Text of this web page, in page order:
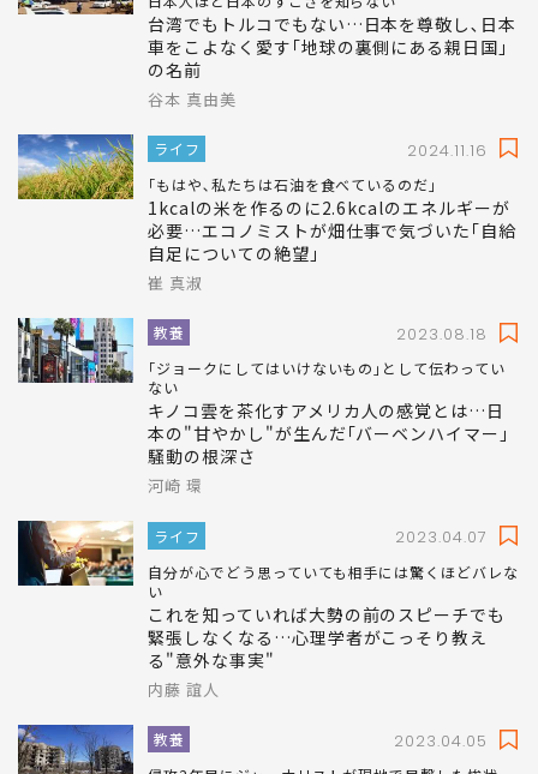
台湾でもトルコでもない…日本を尊敬し､日本
車をこよなく愛す｢地球の裏側にある親日国｣
の名前
谷本 真由美
ライフ 2024.11.16
｢もはや､私たちは石油を食べているのだ｣
1kcalの米を作るのに2.6kcalのエネルギーが
必要…エコノミストが畑仕事で気づいた｢自給
自足についての絶望｣
崔 真淑
教養 2023.08.18
｢ジョークにしてはいけないもの｣として伝わってい
ない
キノコ雲を茶化すアメリカ人の感覚とは…日
本の"甘やかし"が生んだ｢バーベンハイマー｣
騒動の根深さ
河崎 環
ライフ 2023.04.07
自分が心でどう思っていても相手には驚くほどバレな
い
これを知っていれば大勢の前のスピーチでも
緊張しなくなる…心理学者がこっそり教え
る"意外な事実"
内藤 誼人
教養 2023.04.05